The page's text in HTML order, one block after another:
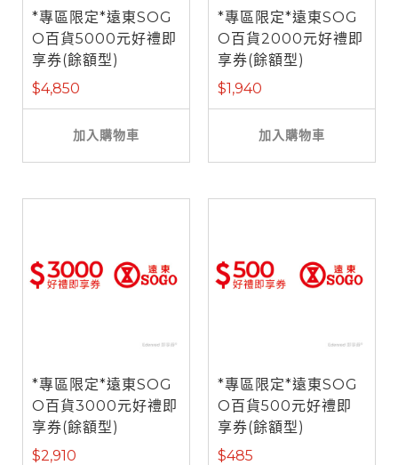
*專區限定*遠東SOG
O百貨5000元好禮即
享券(餘額型)
$4,850
加入購物車
*專區限定*遠東SOG
O百貨2000元好禮即
享券(餘額型)
$1,940
加入購物車
*專區限定*遠東SOG
O百貨3000元好禮即
享券(餘額型)
$2,910
*專區限定*遠東SOG
O百貨500元好禮即
享券(餘額型)
$485